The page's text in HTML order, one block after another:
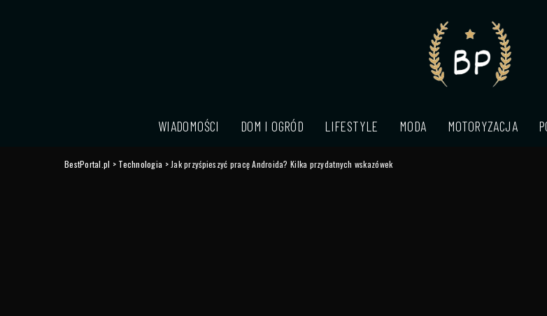
WIADOMOŚCI DOM I OGRÓD LIFESTYLE MODA MOTORYZACJA
BestPortal.pl > Technologia > Jak przyśpieszyć pracę Androida? Kilka przydatnych wskazówek